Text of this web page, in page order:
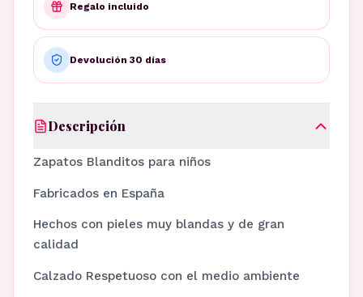
Regalo incluido
Devolución 30 días
Descripción
Zapatos Blanditos para niños
Fabricados en España
Hechos con pieles muy blandas y de gran
calidad
Calzado Respetuoso con el medio ambiente